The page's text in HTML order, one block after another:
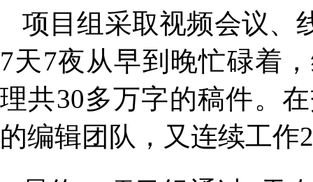
项目组采取视频会议、
7天7夜从早到晚忙碌着
理共30多万字的稿件。
的编辑团队，又连续工作